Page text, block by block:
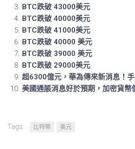
BTC跌破 43000美元
BTC跌破 40000美元
BTC跌破 41000美元
BTC跌破 40000 美元
BTC跌破 39000 美元
BTC跌破 29000美元
超6300億元，華為傳來新消息！
美國通脹消息好於預期，加密貨幣
Tags: 比特幣 美元